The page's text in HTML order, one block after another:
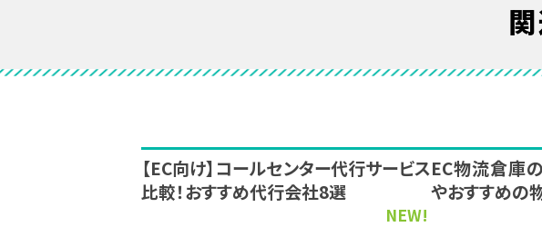
【EC向け】コールセンター代行サービス
比較！おすすめ代行会社8選
NEW!
EC物流倉庫
やおすすめの